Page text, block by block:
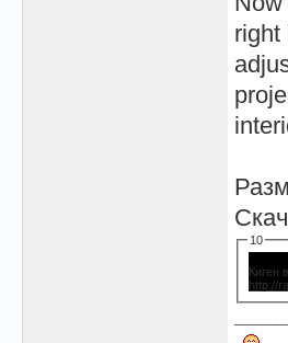
right
10
Киген
http://